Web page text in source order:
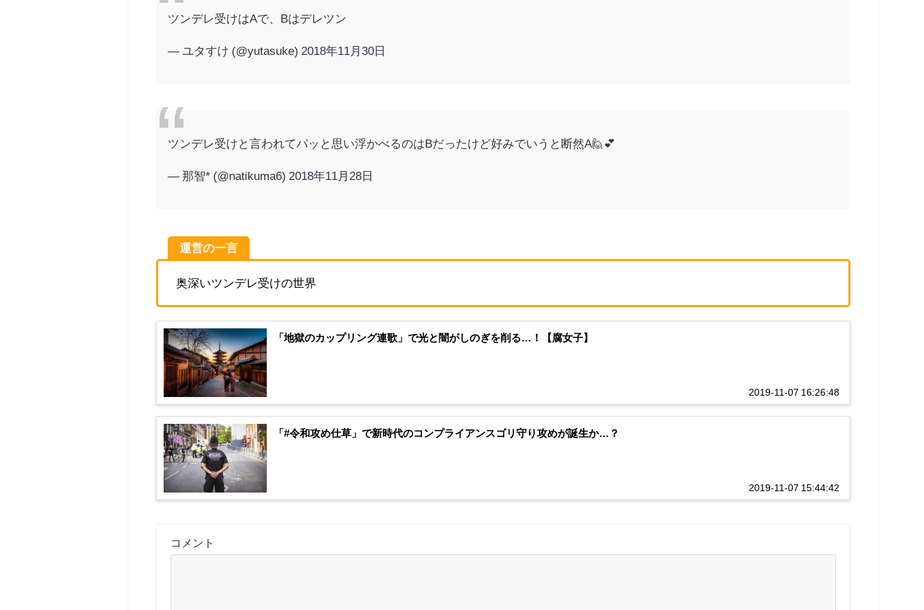
ツンデレ受けはAで、Bはデレツン
— ユタすけ (@yutasuke) 2018年11月30日
ツンデレ受けと言われてパッと思い浮かべるのはBだったけど好みでいうと断然A🙋💕
— 那智* (@natikuma6) 2018年11月28日
運営の一言
奥深いツンデレ受けの世界
「地獄のカップリング連歌」で光と闇がしのぎを削る…！【腐女子】
2019-11-07 16:26:48
「#令和攻め仕草」で新時代のコンプライアンスゴリ守り攻めが誕生か…？
2019-11-07 15:44:42
コメント